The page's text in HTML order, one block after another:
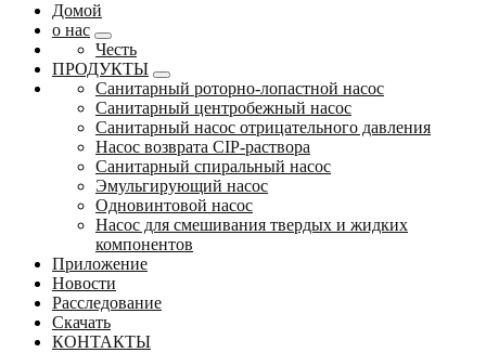
Домой
о нас
Честь
ПРОДУКТЫ
Санитарный роторно-лопастной насос
Санитарный центробежный насос
Санитарный насос отрицательного давления
Насос возврата CIP-раствора
Санитарный спиральный насос
Эмульгирующий насос
Одновинтовой насос
Насос для смешивания твердых и жидких
компонентов
Приложение
Новости
Расследование
Скачать
КОНТАКТЫ